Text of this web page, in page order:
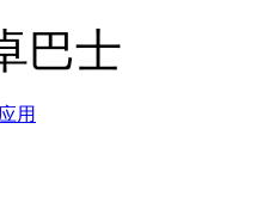
巴士
应用